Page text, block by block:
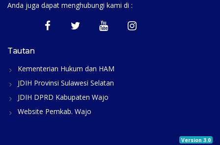
Anda juga dapat menghubungi kami di :
Tautan
Kementerian Hukum dan HAM
JDIH Provinsi Sulawesi Selatan
JDIH DPRD Kabupaten Wajo
Website Pemkab. Wajo
Version 3.0